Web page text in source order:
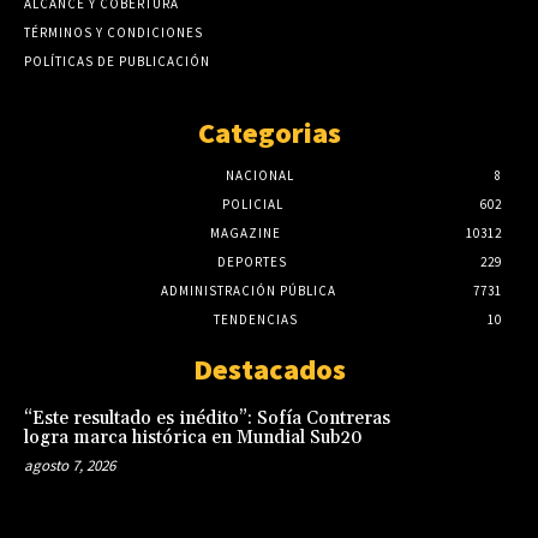
TÉRMINOS Y CONDICIONES
POLÍTICAS DE PUBLICACIÓN
Categorias
NACIONAL
8
POLICIAL
602
MAGAZINE
10312
DEPORTES
229
ADMINISTRACIÓN PÚBLICA
7731
TENDENCIAS
10
Destacados
“Este resultado es inédito”: Sofía Contreras
logra marca histórica en Mundial Sub20
agosto 7, 2026